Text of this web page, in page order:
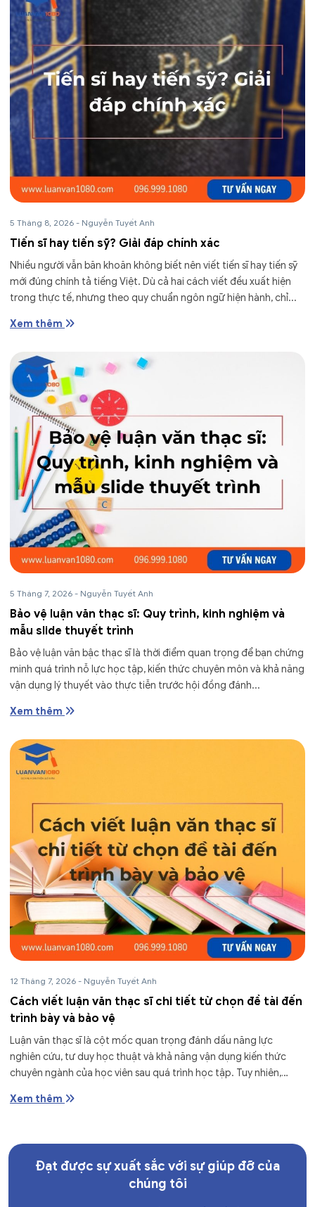
5 Tháng 8, 2026 - Nguyễn Tuyết Anh
Tiến sĩ hay tiến sỹ? Giải đáp chính xác
Nhiều người vẫn băn khoăn không biết nên viết tiến sĩ hay tiến sỹ
mới đúng chính tả tiếng Việt. Dù cả hai cách viết đều xuất hiện
trong thực tế, nhưng theo quy chuẩn ngôn ngữ hiện hành, chỉ...
Xem thêm
5 Tháng 7, 2026 - Nguyễn Tuyết Anh
Bảo vệ luận văn thạc sĩ: Quy trình, kinh nghiệm và
mẫu slide thuyết trình
Bảo vệ luận văn bậc thạc sĩ là thời điểm quan trọng để bạn chứng
minh quá trình nỗ lực học tập, kiến thức chuyên môn và khả năng
vận dụng lý thuyết vào thực tiễn trước hội đồng đánh...
Xem thêm
12 Tháng 7, 2026 - Nguyễn Tuyết Anh
Cách viết luận văn thạc sĩ chi tiết từ chọn đề tài đến
trình bày và bảo vệ
Luận văn thạc sĩ là cột mốc quan trọng đánh dấu năng lực
nghiên cứu, tư duy học thuật và khả năng vận dụng kiến thức
chuyên ngành của học viên sau quá trình học tập. Tuy nhiên,
Xem thêm
Đạt được sự xuất sắc với sự giúp đỡ của
chúng tôi